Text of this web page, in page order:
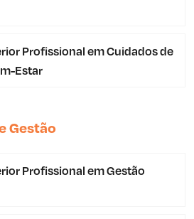
Profissional em Cuidados de
Estar
Gestão
Profissional em Gestão